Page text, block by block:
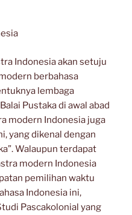
Indonesia akan setuju
berbahasa
lembaga
Pustaka di awal abad
modern Indonesia juga
yang dikenal dengan
Walaupun terdapat
modern Indonesia
pemilihan waktu
Indonesia ini,
Pascakolonial yang